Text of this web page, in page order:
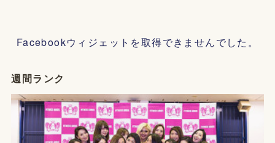
Facebookウィジェットを取得できませんでした。
週間ランク